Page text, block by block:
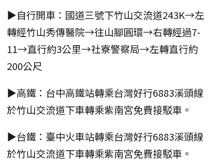
▶自行開車：國道三號下竹山交流道243K→左
轉經竹山秀傳醫院→往山腳圓環→右轉經過7-
11→直行約3公里→社寮警察局→左轉直行約
200公尺
▶高鐵：台中高鐵站轉乘台灣好行6883溪頭線
於竹山交流道下車轉乘紫南宮免費接駁車。
▶台鐵：臺中火車站轉乘台灣好行6883溪頭線
於竹山交流道下車轉乘紫南宮免費接駁車。